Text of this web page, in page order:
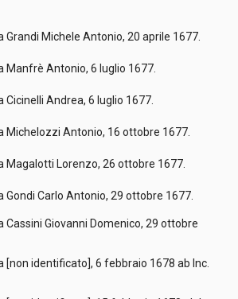
Grandi Michele Antonio, 20 aprile 1677.
Manfrè Antonio, 6 luglio 1677.
Cicinelli Andrea, 6 luglio 1677.
Michelozzi Antonio, 16 ottobre 1677.
Magalotti Lorenzo, 26 ottobre 1677.
Gondi Carlo Antonio, 29 ottobre 1677.
Cassini Giovanni Domenico, 29 ottobre
[non identificato], 6 febbraio 1678 ab Inc.